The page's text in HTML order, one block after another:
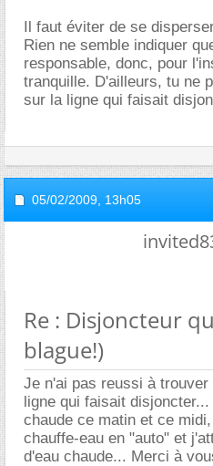
Il faut éviter de se
Rien ne semble indiquer
responsable, donc, pour
tranquille. D'ailleurs, tu ne
sur la ligne qui faisait
05/02/2009, 13h05
Re : Disjoncteur
blague!)
Je n'ai pas reussi à
ligne qui faisait
chaude ce matin et ce
chauffe-eau en "auto" et
d'eau chaude... Merci à